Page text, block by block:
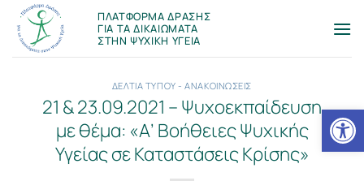
Μετάβαση
στο
περιεχόμενο
ΠΛΑΤΦΟΡΜΑ ΔΡΑΣΗΣ
ΓΙΑ ΤΑ ΔΙΚΑΙΩΜΑΤΑ
ΣΤΗΝ ΨΥΧΙΚΗ ΥΓΕΙΑ
ΔΕΛΤΙΑ ΤΥΠΟΥ - ΑΝΑΚΟΙΝΩΣΕΙΣ
21 & 23.09.2021 – Ψυχοεκπαίδευση
με θέμα: «Α’ Βοήθειες Ψυχικής
Υγείας σε Καταστάσεις Κρίσης»